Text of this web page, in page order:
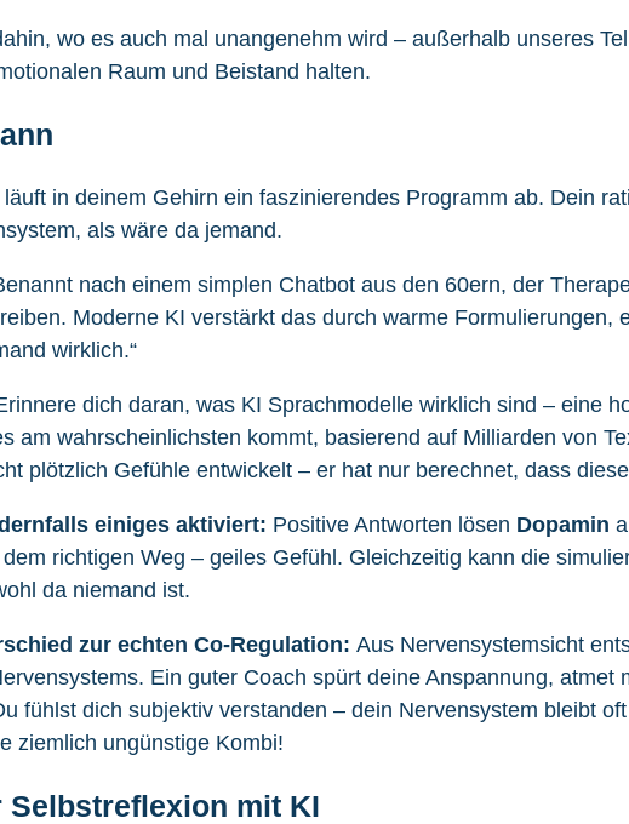
wo es auch mal unangenehm wird – außerhalb unseres
Raum und Beistand halten.
in deinem Gehirn ein faszinierendes Programm ab. Dein
als wäre da jemand.
nach einem simplen Chatbot aus den 60ern, der
Moderne KI verstärkt das durch warme
wirklich.“
dich daran, was KI Sprachmodelle wirklich sind – eine
am wahrscheinlichsten kommt, basierend auf Milliarden von
plötzlich Gefühle entwickelt – er hat nur berechnet, dass
einiges aktiviert: Positive Antworten lösen Dopamin
richtigen Weg – geiles Gefühl. Gleichzeitig kann die
da niemand ist.
zur echten Co-Regulation: Aus Nervensystemsicht
Ein guter Coach spürt deine Anspannung,
fühlst dich subjektiv verstanden – dein Nervensystem bleibt
ziemlich ungünstige Kombi!
Selbstreflexion mit KI